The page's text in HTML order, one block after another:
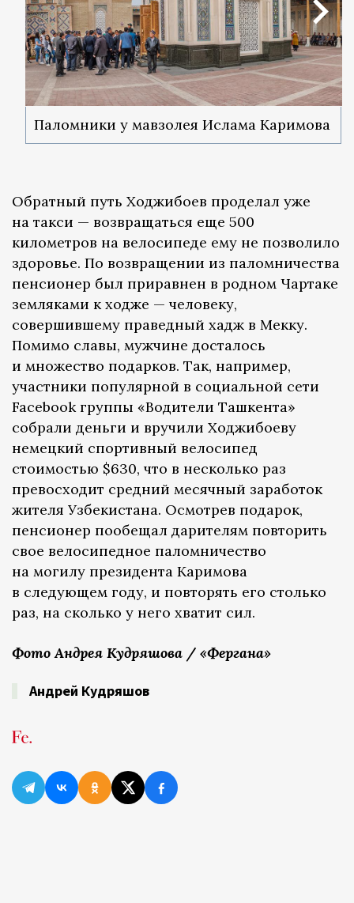
Паломники у мавзолея Ислама Каримова
Обратный путь Ходжибоев проделал уже
на такси — возвращаться еще 500
километров на велосипеде ему не позволило
здоровье. По возвращении из паломничества
пенсионер был приравнен в родном Чартаке
земляками к ходже — человеку,
совершившему праведный хадж в Мекку.
Помимо славы, мужчине досталось
и множество подарков. Так, например,
участники популярной в социальной сети
Facebook группы «Водители Ташкента»
собрали деньги и вручили Ходжибоеву
немецкий спортивный велосипед
стоимостью $630, что в несколько раз
превосходит средний месячный заработок
жителя Узбекистана. Осмотрев подарок,
пенсионер пообещал дарителям повторить
свое велосипедное паломничество
на могилу президента Каримова
в следующем году, и повторять его столько
раз, на сколько у него хватит сил.
Фото Андрея Кудряшова / «Фергана»
Андрей Кудряшов